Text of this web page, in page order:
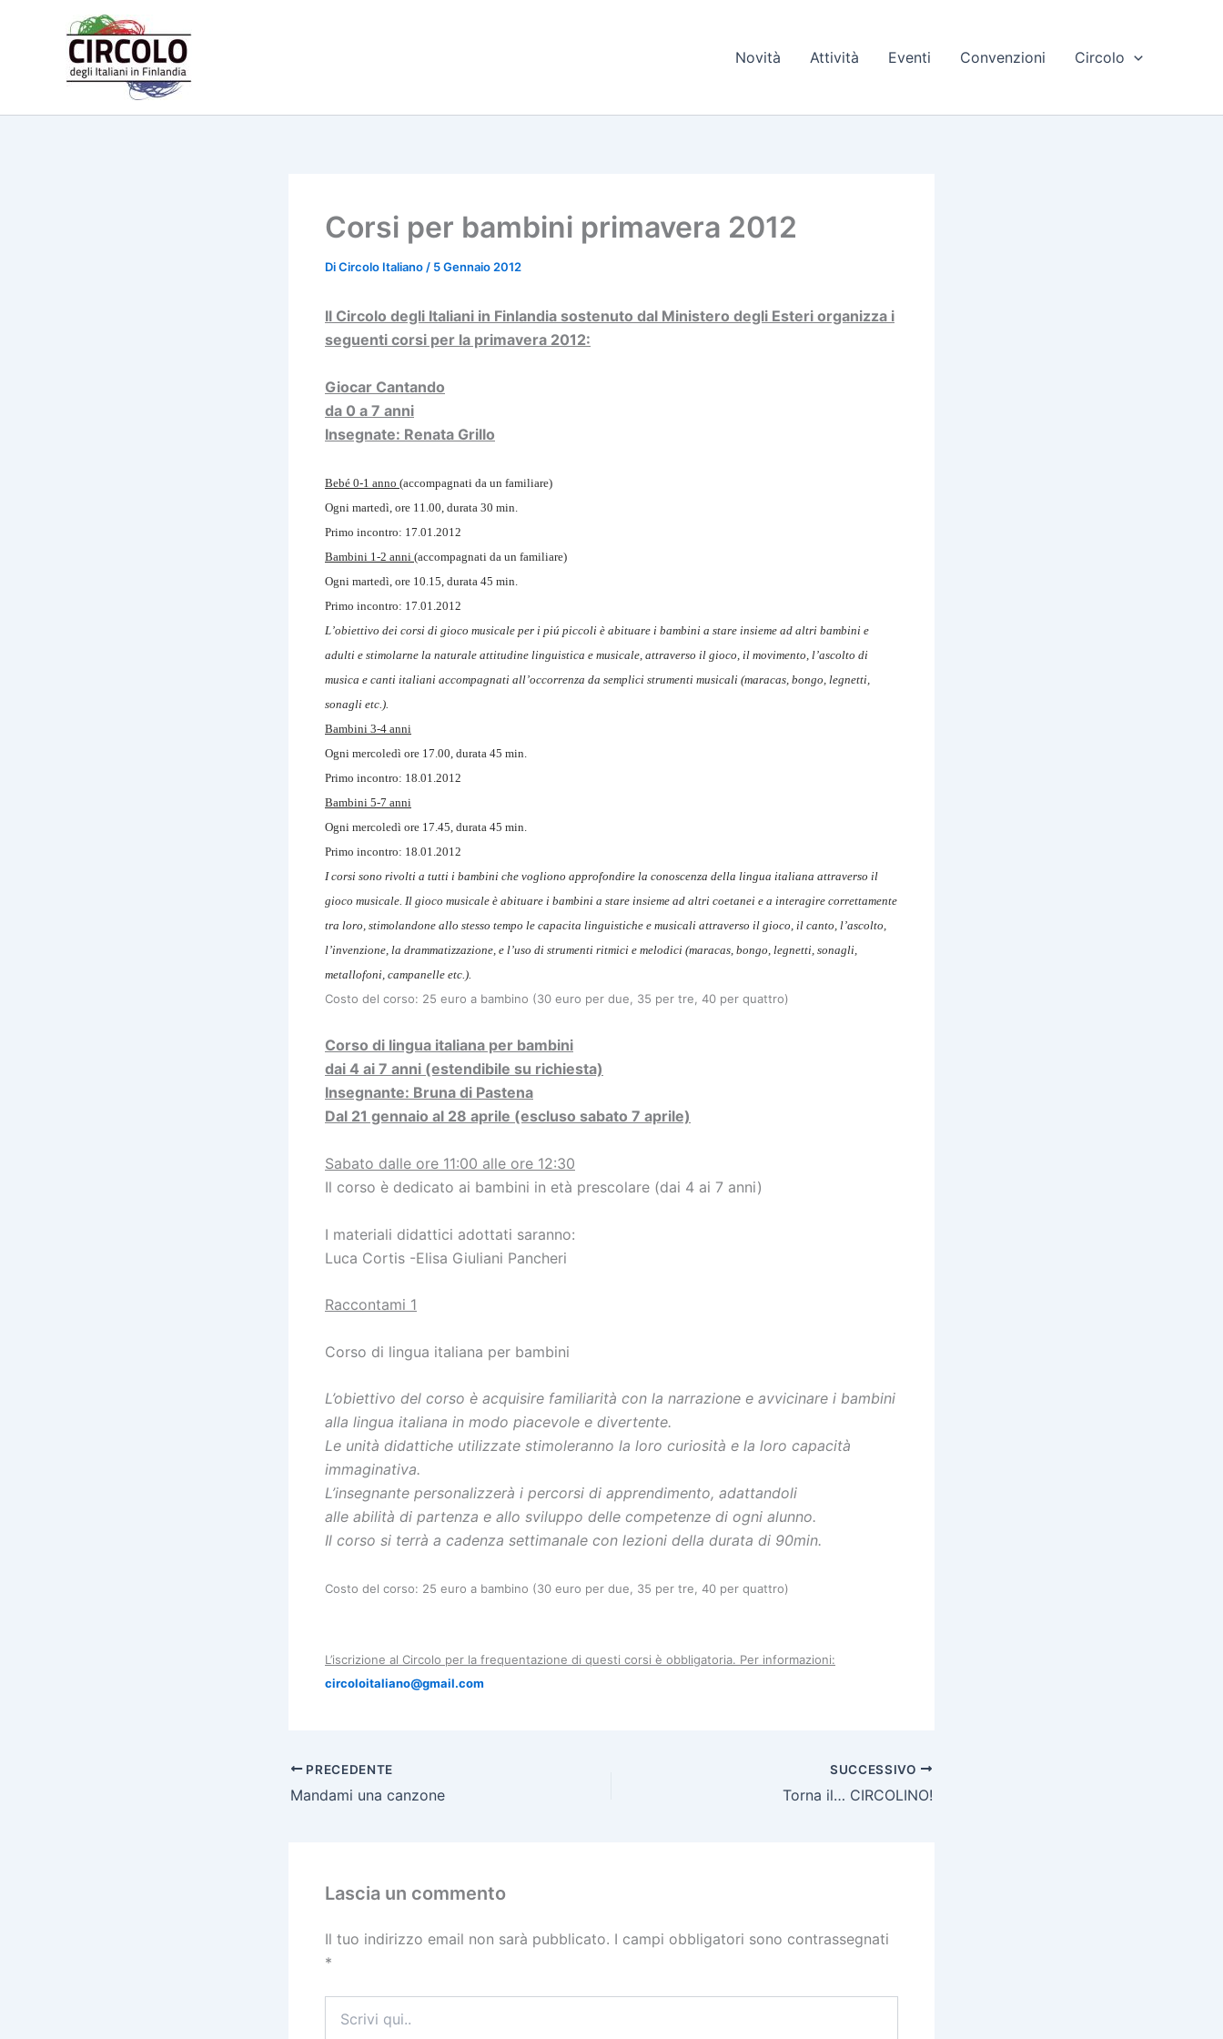
Novità Attività Eventi Convenzioni Circolo
Corsi per bambini primavera 2012
DiCircolo Italiano / 5 Gennaio 2012
Il Circolo degli Italiani in Finlandia sostenuto dal Ministero degli Esteri organizza i
seguenti corsi per la primavera 2012:
Giocar Cantando
da 0 a 7 anni
Insegnate: Renata Grillo
Bebé 0-1 anno (accompagnati da un familiare)
Ogni martedì, ore 11.00, durata 30 min.
Primo incontro: 17.01.2012
Bambini 1-2 anni (accompagnati da un familiare)
Ogni martedì, ore 10.15, durata 45 min.
Primo incontro: 17.01.2012
L’obiettivo dei corsi di gioco musicale per i piú piccoli è abituare i bambini a stare insieme ad altri bambini e
adulti e stimolarne la naturale attitudine linguistica e musicale, attraverso il gioco, il movimento, l’ascolto di
musica e canti italiani accompagnati all’occorrenza da semplici strumenti musicali (maracas, bongo, legnetti,
sonagli etc.).
Bambini 3-4 anni
Ogni mercoledì ore 17.00, durata 45 min.
Primo incontro: 18.01.2012
Bambini 5-7 anni
Ogni mercoledì ore 17.45, durata 45 min.
Primo incontro: 18.01.2012
I corsi sono rivolti a tutti i bambini che vogliono approfondire la conoscenza della lingua italiana attraverso il
gioco musicale. Il gioco musicale è abituare i bambini a stare insieme ad altri coetanei e a interagire correttamente
tra loro, stimolandone allo stesso tempo le capacita linguistiche e musicali attraverso il gioco, il canto, l’ascolto,
l’invenzione, la drammatizzazione, e l’uso di strumenti ritmici e melodici (maracas, bongo, legnetti, sonagli,
metallofoni, campanelle etc.).
Costo del corso: 25 euro a bambino (30 euro per due, 35 per tre, 40 per quattro)
Corso di lingua italiana per bambini
dai 4 ai 7 anni (estendibile su richiesta)
Insegnante: Bruna di Pastena
Dal 21 gennaio al 28 aprile (escluso sabato 7 aprile)
Sabato dalle ore 11:00 alle ore 12:30
Il corso è dedicato ai bambini in età prescolare (dai 4 ai 7 anni)
I materiali didattici adottati saranno:
Luca Cortis -Elisa Giuliani Pancheri
Raccontami 1
Corso di lingua italiana per bambini
L’obiettivo del corso è acquisire familiarità con la narrazione e avvicinare i bambini
alla lingua italiana in modo piacevole e divertente.
Le unità didattiche utilizzate stimoleranno la loro curiosità e la loro capacità
immaginativa.
L’insegnante personalizzerà i percorsi di apprendimento, adattandoli
alle abilità di partenza e allo sviluppo delle competenze di ogni alunno.
Il corso si terrà a cadenza settimanale con lezioni della durata di 90min.
Costo del corso: 25 euro a bambino (30 euro per due, 35 per tre, 40 per quattro)
L’iscrizione al Circolo per la frequentazione di questi corsi è obbligatoria. Per informazioni:
circoloitaliano@gmail.com
PRECEDENTE
Mandami una canzone
SUCCESSIVO
Torna il… CIRCOLINO!
Lascia un commento
Il tuo indirizzo email non sarà pubblicato. I campi obbligatori sono contrassegnati
*
qui..